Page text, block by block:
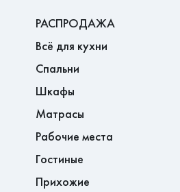
РАСПРОДАЖА
Всё для кухни
Спальни
Шкафы
Матрасы
Рабочие места
Гостиные
Прихожие